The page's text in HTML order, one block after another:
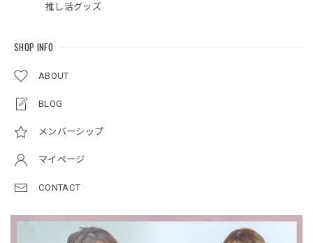
推し活グッズ
SHOP INFO
ABOUT
BLOG
メンバーシップ
マイページ
CONTACT